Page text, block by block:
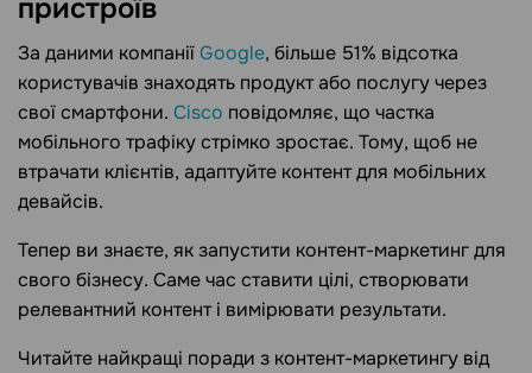
пристроїв
За даними компаніїGoogle, більше 51% відсотка
користувачів знаходять продукт або послугу через
свої смартфони. Cisco повідомляє, що частка
мобільного трафіку стрімко зростає. Тому, щоб не
втрачати клієнтів, адаптуйте контент для мобільних
девайсів.
Тепер ви знаєте, як запустити контент-маркетинг для
свого бізнесу. Саме час ставити цілі, створювати
релевантний контент і вимірювати результати.
Читайте найкращі поради з контент-маркетингу від